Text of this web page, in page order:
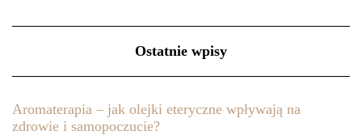
Ostatnie wpisy
Aromaterapia – jak olejki eteryczne wpływają na
zdrowie i samopoczucie?